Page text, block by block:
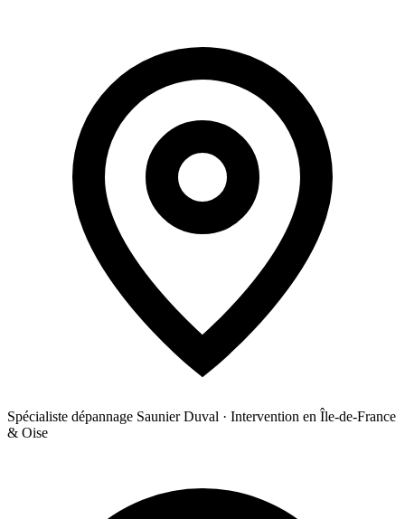
Spécialiste dépannage Saunier Duval · Intervention en Île-de-France
& Oise